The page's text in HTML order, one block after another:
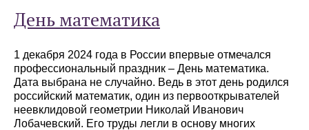
День математика
1 декабря 2024 года в России впервые отмечался
профессиональный праздник – День математика.
Дата выбрана не случайно. Ведь в этот день родился
российский математик, один из первооткрывателей
неевклидовой геометрии Николай Иванович
Лобачевский. Его труды легли в основу многих